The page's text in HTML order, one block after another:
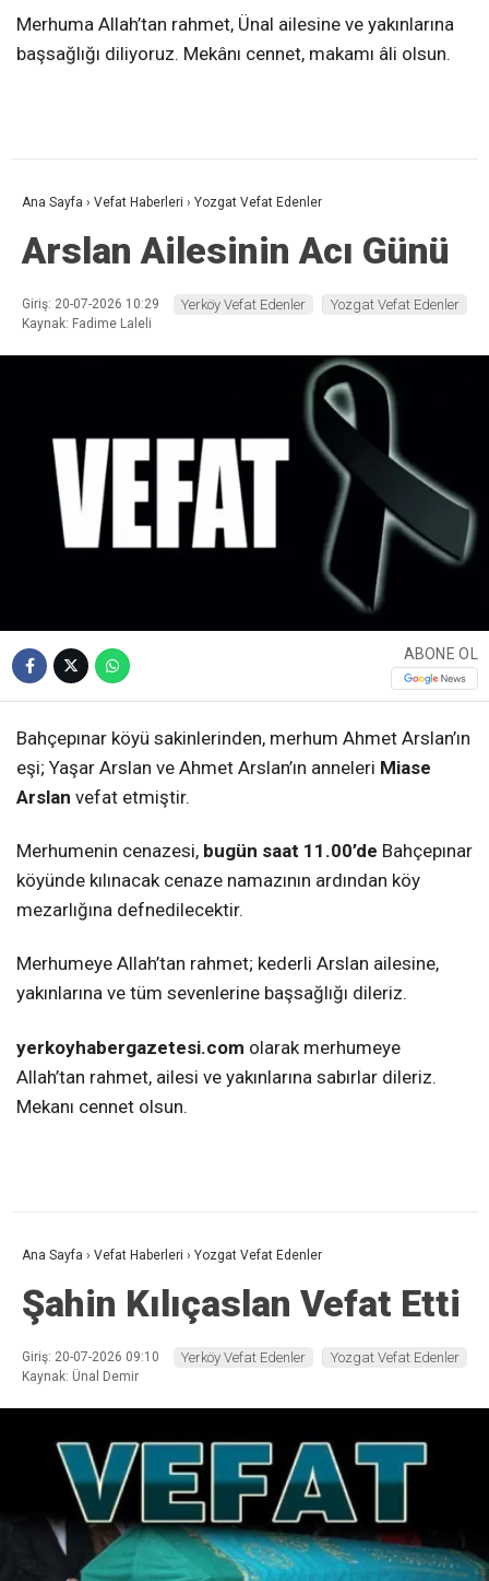
Merhuma Allah’tan rahmet, Ünal ailesine ve yakınlarına
başsağlığı diliyoruz. Mekânı cennet, makamı âli olsun.
Ana Sayfa › Vefat Haberleri › Yozgat Vefat Edenler
Arslan Ailesinin Acı Günü
Giriş: 20-07-2026 10:29
Kaynak: Fadime Laleli
Yerköy Vefat Edenler Yozgat Vefat Edenler
ABONE OL
Bahçepınar köyü sakinlerinden, merhum Ahmet Arslan’ın
eşi; Yaşar Arslan ve Ahmet Arslan’ın anneleri Miase
Arslan vefat etmiştir.
Merhumenin cenazesi, bugün saat 11.00’de Bahçepınar
köyünde kılınacak cenaze namazının ardından köy
mezarlığına defnedilecektir.
Merhumeye Allah’tan rahmet; kederli Arslan ailesine,
yakınlarına ve tüm sevenlerine başsağlığı dileriz.
yerkoyhabergazetesi.com olarak merhumeye
Allah’tan rahmet, ailesi ve yakınlarına sabırlar dileriz.
Mekanı cennet olsun.
Ana Sayfa › Vefat Haberleri › Yozgat Vefat Edenler
Şahin Kılıçaslan Vefat Etti
Giriş: 20-07-2026 09:10
Kaynak: Ünal Demir
Yerköy Vefat Edenler Yozgat Vefat Edenler